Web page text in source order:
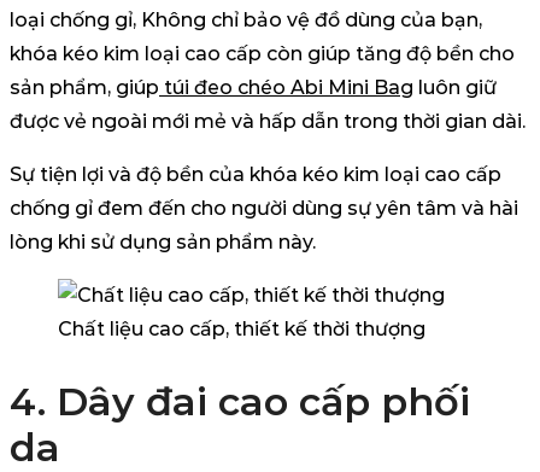
loại chống gỉ, Không chỉ bảo vệ đồ dùng của bạn,
khóa kéo kim loại cao cấp còn giúp tăng độ bền cho
sản phẩm, giúp túi đeo chéo Abi Mini Bag luôn giữ
được vẻ ngoài mới mẻ và hấp dẫn trong thời gian dài.
Sự tiện lợi và độ bền của khóa kéo kim loại cao cấp
chống gỉ đem đến cho người dùng sự yên tâm và hài
lòng khi sử dụng sản phẩm này.
Chất liệu cao cấp, thiết kế thời thượng
4. Dây đai cao cấp phối
da